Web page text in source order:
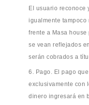
El usuario reconoce
igualmente
frente a Masa
se vean reflejados
serán cobrados a
6. Pago. El pago
exclusivamente con
dinero ingresará en